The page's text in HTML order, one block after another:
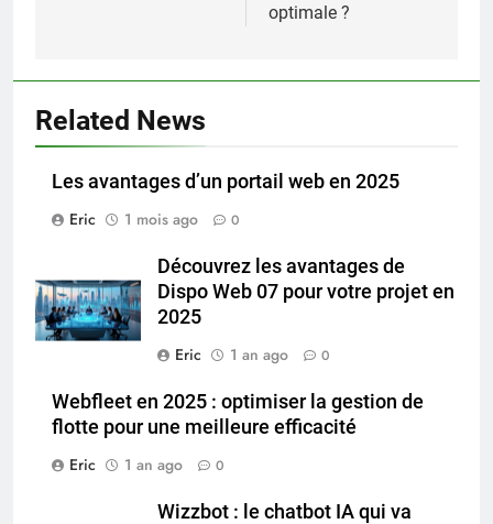
optimale ?
Related News
Les avantages d’un portail web en 2025
Eric
1 mois ago 0
Découvrez les avantages de
Dispo Web 07 pour votre projet en
2025
Eric
1 an ago 0
Webfleet en 2025 : optimiser la gestion de
flotte pour une meilleure efficacité
Eric
1 an ago 0
Wizzbot : le chatbot IA qui va